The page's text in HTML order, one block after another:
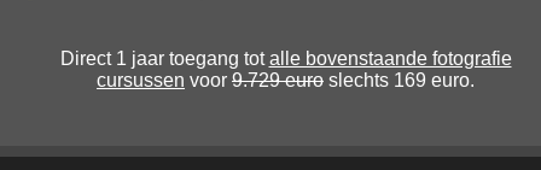
Direct 1 jaar toegang totalle bovenstaande fotografie
cursussen voor 9.729 euro slechts 169 euro.